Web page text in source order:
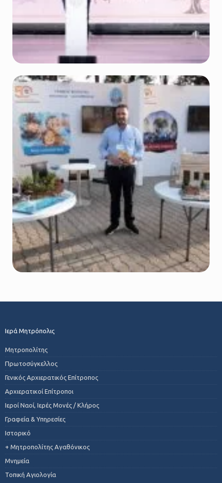
Ιερά Μητρόπολις
Μητροπολίτης
Πρωτοσύγκελλος
Γενικός Αρχιερατικός Επίτροπος
Αρχιερατικοί Επίτροποι
Ιεροί Ναοί, Ιερές Μονές / Κλήρος
Γραφεία & Υπηρεσίες
Ιστορικό
+ Μητροπολίτης Αγαθόνικος
Μνημεία
Τοπική Αγιολογία